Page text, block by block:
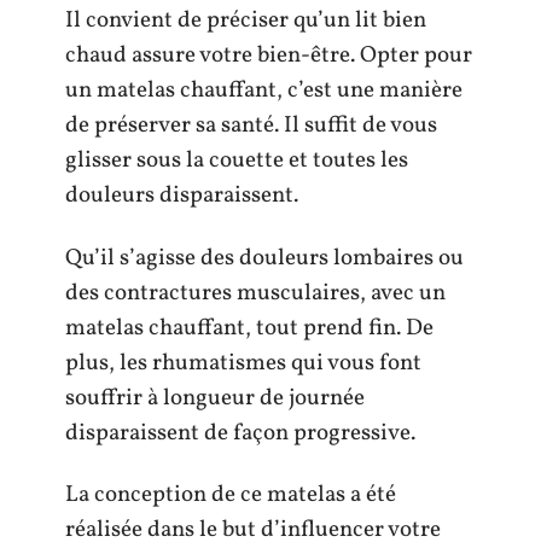
Il convient de préciser qu’un lit bien
chaud assure votre bien-être. Opter pour
un matelas chauffant, c’est une manière
de préserver sa santé. Il suffit de vous
glisser sous la couette et toutes les
douleurs disparaissent.
Qu’il s’agisse des douleurs lombaires ou
des contractures musculaires, avec un
matelas chauffant, tout prend fin. De
plus, les rhumatismes qui vous font
souffrir à longueur de journée
disparaissent de façon progressive.
La conception de ce matelas a été
réalisée dans le but d’influencer votre